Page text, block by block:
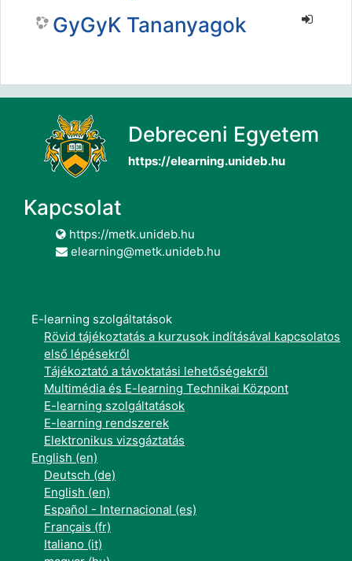
GyGyK Tananyagok
Debreceni Egyetem
https://elearning.unideb.hu
Kapcsolat
https://metk.unideb.hu
elearning@metk.unideb.hu
E-learning szolgáltatások
Rövid tájékoztatás a kurzusok indításával kapcsolatos
első lépésekről
Tájékoztató a távoktatási lehetőségekről
Multimédia és E-learning Technikai Központ
E-learning szolgáltatások
E-learning rendszerek
Elektronikus vizsgáztatás
English ‎(en)‎
Deutsch ‎(de)‎
English ‎(en)‎
Español - Internacional ‎(es)‎
Français ‎(fr)‎
Italiano ‎(it)‎